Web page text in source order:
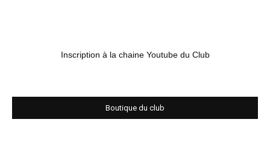
Inscription à la chaine Youtube du Club
Boutique du club